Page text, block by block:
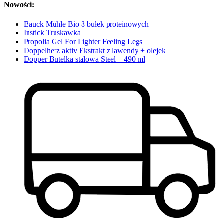
Nowości:
Bauck Mühle Bio 8 bułek proteinowych
Instick Truskawka
Propolia Gel For Lighter Feeling Legs
Doppelherz aktiv Ekstrakt z lawendy + olejek
Dopper Butelka stalowa Steel – 490 ml